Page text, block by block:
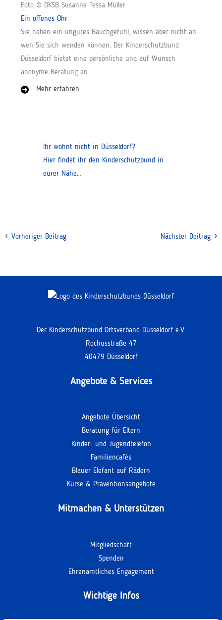
Foto © DKSB Susanne Tessa Müller
Ein offenes Ohr
Sie haben ein ungutes Bauchgefühl, wissen aber nicht an
wen Sie sich wenden können. Der Kinderschutzbund
Düsseldorf bietet eine persönliche und auf Wunsch
anonyme Beratung an.
Mehr erfahren
Ihr wohnt nicht in Düsseldorf?
Hier findet ihr den Kinderschutzbund in
eurer Nähe…
←Vorheriger Beitrag Nächster Beitrag →
Der Kinderschutzbund Ortsverband Düsseldorf e.V.
Rochusstraße 47
40479 Düsseldorf
Angebote & Services
Angebote Übersicht
Beratung für Eltern
Kinder- und Jugendtelefon
Familiencafés
Blauer Elefant auf Rädern
Kurse & Präventionsangebote
Mitmachen & Unterstützen
Mitgliedschaft
Spenden
Ehrenamtliches Engagement
Wichtige Infos